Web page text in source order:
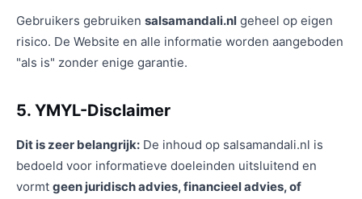
Gebruikers gebruiken salsamandali.nl geheel op eigen
risico. De Website en alle informatie worden aangeboden
"als is" zonder enige garantie.
5. YMYL-Disclaimer
Dit is zeer belangrijk: De inhoud op salsamandali.nl is
bedoeld voor informatieve doeleinden uitsluitend en
vormt geen juridisch advies, financieel advies, of